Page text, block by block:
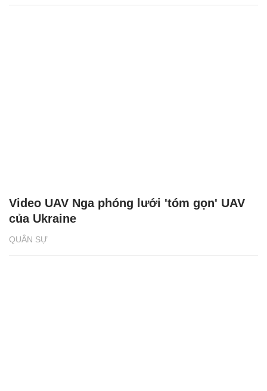
QUÂN SỰ
Video UAV Nga phóng lưới 'tóm gọn' UAV
của Ukraine